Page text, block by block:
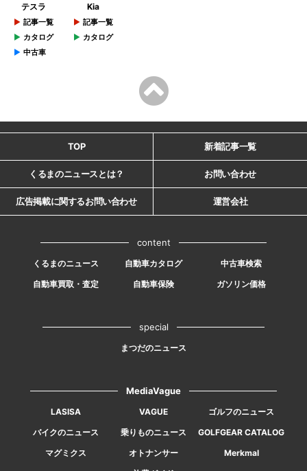
テスラ
記事一覧
カタログ
中古車
Kia
記事一覧
カタログ
TOP 新着記事一覧
くるまのニュースとは？ お問い合わせ
広告掲載に関するお問い合わせ 運営会社
content
くるまのニュース 自動車カタログ
中古車検索
自動車買取・査定
自動車保険 ガソリン価格
special
まつだのニュース
MediaVague
LASISA VAGUE
ゴルフのニュース
バイクのニュース
乗りものニュース
GOLFGEAR CATALOG
マグミクス
オトナンサー
Merkmal